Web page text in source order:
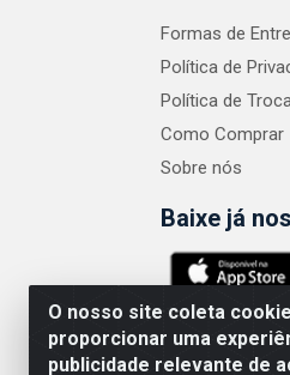
O nosso site coleta
proporcionar uma
publicidade relevante de
Formas de
Política de
Política de
Como Comprar
Sobre nós
Baixe já